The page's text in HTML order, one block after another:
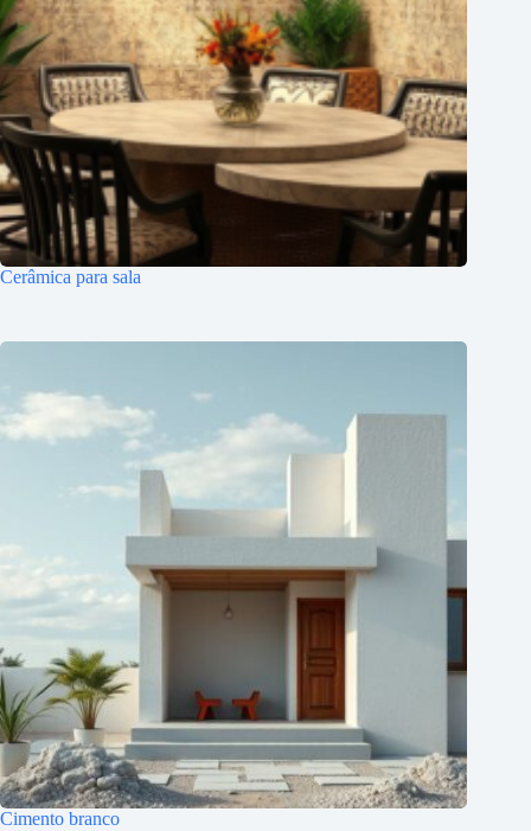
Cerâmica para sala
Cimento branco